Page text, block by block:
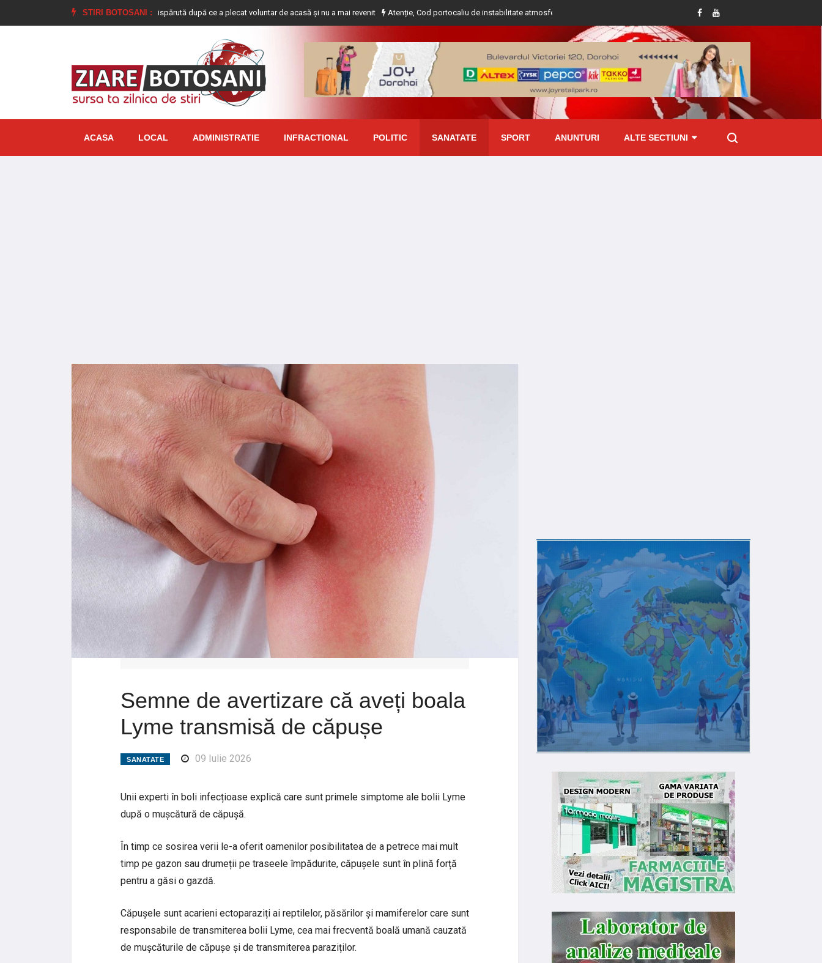
STIRI BOTOSANI :
de 17 ani, din Dimăcheni, dată dispărută după ce a plecat voluntar de acasă și nu a mai revenit Atenție, Cod portocaliu de instabilitate atmosferică pentru județul Botoșani! Femeie prinsă mangă la volan: șoferița de 49 de ani,
ACASA LOCAL ADMINISTRATIE INFRACTIONAL POLITIC SANATATE SPORT ANUNTURI ALTE SECTIUNI
Semne de avertizare că aveți boala
Lyme transmisă de căpușe
SANATATE 09 Iulie 2026
Unii experti în boli infecțioase explică care sunt primele simptome ale bolii Lyme
după o mușcătură de căpușă.
În timp ce sosirea verii le-a oferit oamenilor posibilitatea de a petrece mai mult
timp pe gazon sau drumeții pe traseele împădurite, căpușele sunt în plină forță
pentru a găsi o gazdă.
Căpușele sunt acarieni ectoparaziți ai reptilelor, păsărilor și mamiferelor care sunt
responsabile de transmiterea bolii Lyme, cea mai frecventă boală umană cauzată
de mușcăturile de căpușe și de transmiterea paraziților.